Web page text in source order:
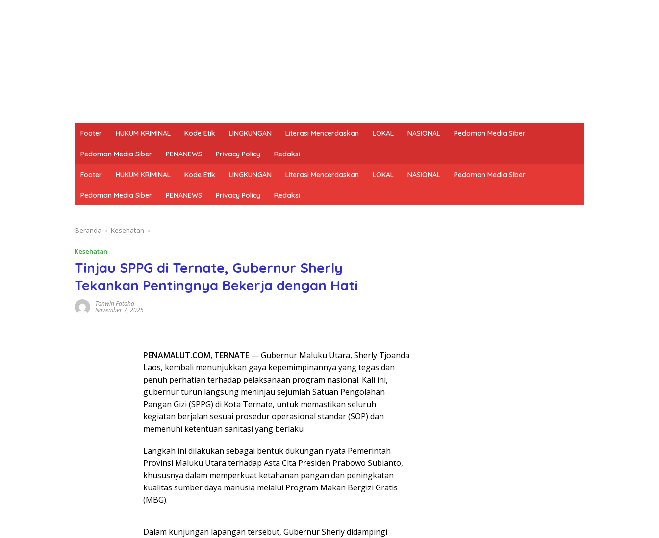
Footer HUKUM KRIMINAL Kode Etik LINGKUNGAN Literasi Mencerdaskan LOKAL NASIONAL Pedoman Media Siber
Pedoman Media Siber PENANEWS Privacy Policy Redaksi
Footer HUKUM KRIMINAL Kode Etik LINGKUNGAN Literasi Mencerdaskan LOKAL NASIONAL Pedoman Media Siber
Pedoman Media Siber PENANEWS Privacy Policy Redaksi
Beranda Kesehatan
Kesehatan
Tinjau SPPG di Ternate, Gubernur Sherly
Tekankan Pentingnya Bekerja dengan Hati
Tanwin Fataha
November 7, 2025
PENAMALUT.COM, TERNATE — Gubernur Maluku Utara, Sherly Tjoanda
Laos, kembali menunjukkan gaya kepemimpinannya yang tegas dan
penuh perhatian terhadap pelaksanaan program nasional. Kali ini,
gubernur turun langsung meninjau sejumlah Satuan Pengolahan
Pangan Gizi (SPPG) di Kota Ternate, untuk memastikan seluruh
kegiatan berjalan sesuai prosedur operasional standar (SOP) dan
memenuhi ketentuan sanitasi yang berlaku.
Langkah ini dilakukan sebagai bentuk dukungan nyata Pemerintah
Provinsi Maluku Utara terhadap Asta Cita Presiden Prabowo Subianto,
khususnya dalam memperkuat ketahanan pangan dan peningkatan
kualitas sumber daya manusia melalui Program Makan Bergizi Gratis
(MBG).
Dalam kunjungan lapangan tersebut, Gubernur Sherly didampingi